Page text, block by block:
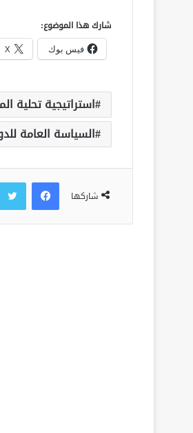
شارك هذا الموضوع:
فيس بوك X
استراتيجية تحلية
السياسة العامة
شاركها
فيسبوك